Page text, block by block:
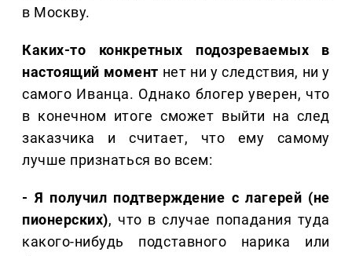
в Москву.
Каких-то конкретных подозреваемых в
настоящий момент нет ни у следствия, ни у
самого Иванца. Однако блогер уверен, что
в конечном итоге сможет выйти на след
заказчика и считает, что ему самому
лучше признаться во всем:
- Я получил подтверждение с лагерей (не
пионерских), что в случае попадания туда
какого-нибудь подставного нарика или